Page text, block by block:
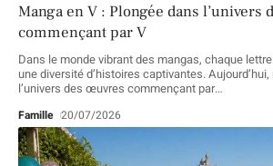
Manga en V : Plongée dans l’univers
commençant par V
Dans le monde vibrant des mangas, chaque
une diversité d’histoires captivantes.
l’univers des œuvres commençant par…
Famille 20/07/2026